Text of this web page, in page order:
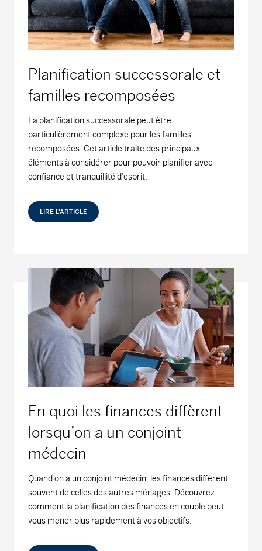
Planification successorale et
familles recomposées
La planification successorale peut être
particulièrement complexe pour les familles
recomposées. Cet article traite des principaux
éléments à considérer pour pouvoir planifier avec
confiance et tranquillité d’esprit.
LIRE L'ARTICLE
En quoi les finances diffèrent
lorsqu’on a un conjoint
médecin
Quand on a un conjoint médecin, les finances diffèrent
souvent de celles des autres ménages. Découvrez
comment la planification des finances en couple peut
vous mener plus rapidement à vos objectifs.